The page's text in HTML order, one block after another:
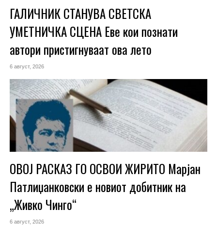
ГАЛИЧНИК СТАНУВА СВЕТСКА
УМЕТНИЧКА СЦЕНА Еве кои познати
автори пристигнуваат ова лето
6 август, 2026
ОВОЈ РАСКАЗ ГО ОСВОИ ЖИРИТО Марјан
Патлиџанковски е новиот добитник на
„Живко Чинго“
6 август, 2026